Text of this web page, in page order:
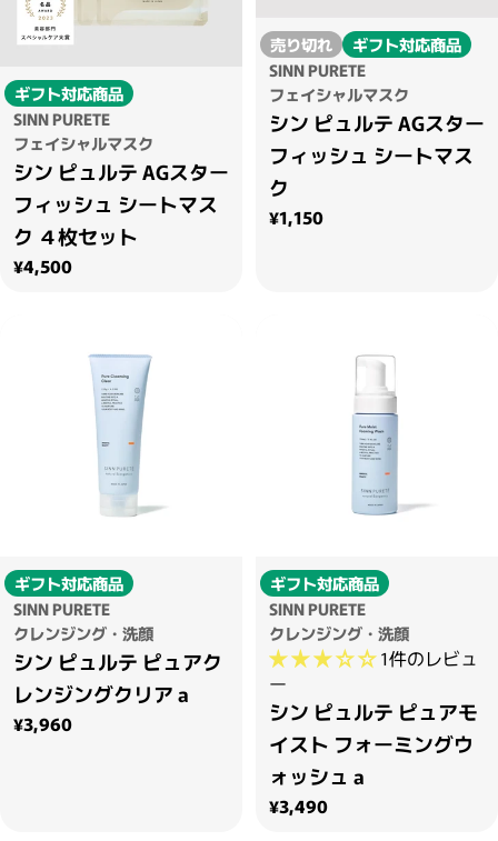
ギフト対応商品
SINN PURETE
フェイシャルマスク
シン ピュルテ AGスター
フィッシュ シートマス
ク ４枚セット
通常価格
¥4,500
売り切れ
ギフト対応商品
SINN PURETE
フェイシャルマスク
シン ピュルテ AGスター
フィッシュ シートマス
ク
通常価格
¥1,150
ギフト対応商品
SINN PURETE
クレンジング・洗顔
シン ピュルテ ピュアク
レンジングクリア a
通常価格
¥3,960
ギフト対応商品
SINN PURETE
クレンジング・洗顔
1件のレビュ
ー
シン ピュルテ ピュアモ
イスト フォーミングウ
ォッシュ a
通常価格
¥3,490